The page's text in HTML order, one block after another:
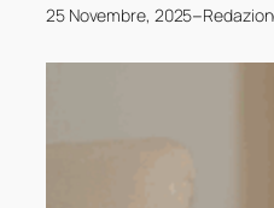
25 Novembre, 2025–